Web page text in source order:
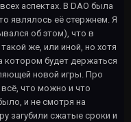
аспектах. В DAO была
являлось её стержнем. Я
об этом), что в
же, или иной, но хотя
будет держаться
новой игры. Про
что можно и что
и не смотря на
загубили сжатые сроки и